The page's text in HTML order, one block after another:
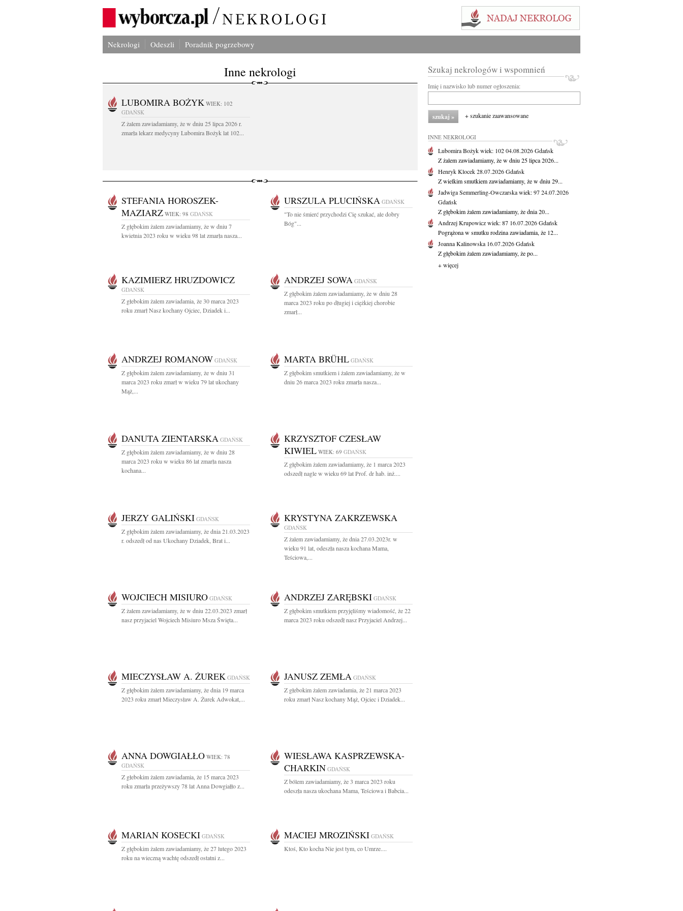
Nekrologi Odeszli Poradnik pogrzebowy
Inne nekrologi
LUBOMIRA BOŻYK WIEK: 102
GDAŃSK
Z żalem zawiadamiamy, że w dniu 25 lipca 2026 r.
zmarła lekarz medycyny Lubomira Bożyk lat 102...
STEFANIA HOROSZEK-
MAZIARZ WIEK: 98 GDAŃSK
Z głębokim żalem zawiadamiamy, że w dniu 7
kwietnia 2023 roku w wieku 98 lat zmarła nasza...
URSZULA PLUCIŃSKA GDAŃSK
"To nie śmierć przychodzi Cię szukać, ale dobry
Bóg"...
KAZIMIERZ HRUZDOWICZ
GDAŃSK
Z głebokim żalem zawiadamia, że 30 marca 2023
roku zmarł Nasz kochany Ojciec, Dziadek i...
ANDRZEJ SOWA GDAŃSK
Z głębokim żalem zawiadamiamy, że w dniu 28
marca 2023 roku po długiej i ciężkiej chorobie
zmarł...
ANDRZEJ ROMANOW GDAŃSK
Z głębokim żalem zawiadamiamy, że w dniu 31
marca 2023 roku zmarł w wieku 79 lat ukochany
Mąż,...
MARTA BRÜHL GDAŃSK
Z głębokim smutkiem i żalem zawiadamiamy, że w
dniu 26 marca 2023 roku zmarła nasza...
DANUTA ZIENTARSKA GDAŃSK
Z głębokim żalem zawiadamiamy, że w dniu 28
marca 2023 roku w wieku 86 lat zmarła nasza
kochana...
KRZYSZTOF CZESŁAW
KIWIEL WIEK: 69 GDAŃSK
Z głębokim żalem zawiadamiamy, że 1 marca 2023
odszedł nagle w wieku 69 lat Prof. dr hab. inż....
JERZY GALIŃSKI GDAŃSK
Z głębokim żalem zawiadamiamy, że dnia 21.03.2023
r. odszedł od nas Ukochany Dziadek, Brat i...
KRYSTYNA ZAKRZEWSKA
GDAŃSK
Z żalem zawiadamiamy, że dnia 27.03.2023r. w
wieku 91 lat, odeszła nasza kochana Mama,
Teściowa,...
WOJCIECH MISIURO GDAŃSK
Z żalem zawiadamiamy, że w dniu 22.03.2023 zmarł
nasz przyjaciel Wojciech Misiuro Msza Święta...
ANDRZEJ ZARĘBSKI GDAŃSK
Z głębokim smutkiem przyjęliśmy wiadomość, że 22
marca 2023 roku odszedł nasz Przyjaciel Andrzej...
MIECZYSŁAW A. ŻUREK GDAŃSK
Z głębokim żalem zawiadamiamy, że dnia 19 marca
2023 roku zmarł Mieczysław A. Żurek Adwokat,...
JANUSZ ZEMŁA GDAŃSK
Z głebokim żalem zawiadamia, że 21 marca 2023
roku zmarł Nasz kochany Mąż, Ojciec i Dziadek...
ANNA DOWGIAŁŁO WIEK: 78
GDAŃSK
Z głebokim żalem zawiadamia, że 15 marca 2023
roku zmarła przeżywszy 78 lat Anna Dowgiałło z...
WIESŁAWA KASPRZEWSKA-
CHARKIN GDAŃSK
Z bólem zawiadamiamy, że 3 marca 2023 roku
odeszła nasza ukochana Mama, Teściowa i Babcia...
MARIAN KOSECKI GDAŃSK
Z głębokim żalem zawiadamiamy, że 27 lutego 2023
roku na wieczną wachtę odszedł ostatni z...
MACIEJ MROZIŃSKI GDAŃSK
Ktoś, Kto kocha Nie jest tym, co Umrze....
Szukaj nekrologów i wspomnień
Imię i nazwisko lub numer ogłoszenia:
+ szukanie zaawansowane
INNE NEKROLOGI
Lubomira Bożykwiek: 10204.08.2026Gdańsk
Z żalem zawiadamiamy, że w dniu 25 lipca 2026...
Henryk Klocek28.07.2026Gdańsk
Z wielkim smutkiem zawiadamiamy, że w dniu 29...
Jadwiga Semmerling-Owczarskawiek: 9724.07.2026
Gdańsk
Z głębokim żalem zawiadamiamy, że dnia 20...
Andrzej Krupowiczwiek: 87 16.07.2026Gdańsk
Pogrążona w smutku rodzina zawiadamia, że 12...
Joanna Kalinowska 16.07.2026Gdańsk
Z głębokim żalem zawiadamiamy, że po...
+ więcej